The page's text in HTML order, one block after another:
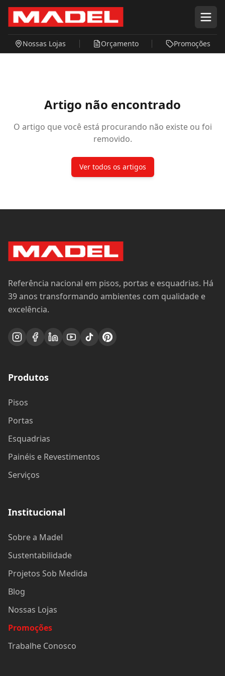
Pular para o conteúdo principal
Nossas Lojas Orçamento Promoções
Artigo não encontrado
O artigo que você está procurando não existe ou foi
removido.
Ver todos os artigos
Referência nacional em pisos, portas e esquadrias. Há
39 anos transformando ambientes com qualidade e
excelência.
Produtos
Pisos
Portas
Esquadrias
Painéis e Revestimentos
Serviços
Institucional
Sobre a Madel
Sustentabilidade
Projetos Sob Medida
Blog
Nossas Lojas
Promoções
Trabalhe Conosco